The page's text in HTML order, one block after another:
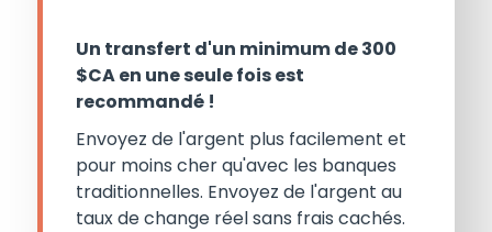
Un transfert d'un minimum de 300
$CA en une seule fois est
recommandé !
Envoyez de l'argent plus facilement et
pour moins cher qu'avec les banques
traditionnelles. Envoyez de l'argent au
taux de change réel sans frais cachés.